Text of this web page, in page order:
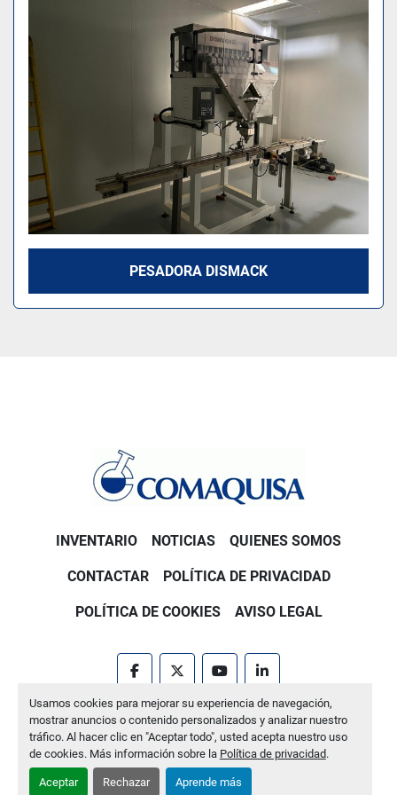
Usamos cookies para mejorar su experiencia de navegación,
mostrar anuncios o contenido personalizados y analizar nuestro
tráfico. Al hacer clic en "Aceptar todo", usted acepta nuestro uso
de cookies. Más información sobre la Política de privacidad.
Aceptar Rechazar Aprende más
PESADORA DISMACK
INVENTARIO NOTICIAS QUIENES SOMOS
CONTACTAR POLÍTICA DE PRIVACIDAD
POLÍTICA DE COOKIES AVISO LEGAL
facebooktwitter youtubelinkedin
Machinio Systemsitio web deMachinio
Administrar cookies